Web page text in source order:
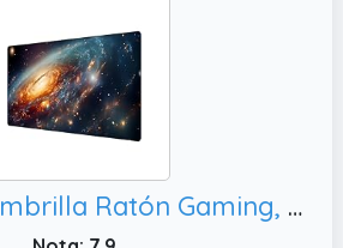
Anpollo Alfombrilla Ratón Gaming, Trabajo de Oficina - Olas Grises y Blancas